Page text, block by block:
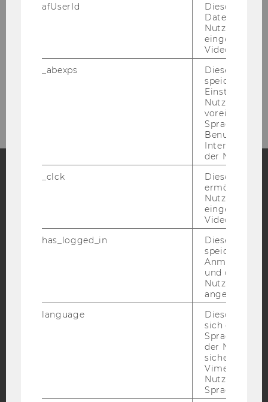
Please click here to subscribe to
Blog
YouTube Bluesky
BARRIEREFREIHEITSERKLÄRUNG WEBSEITE
DATENSCHUTZERKLÄRUNG SOCIAL MEDIA
STUDIENBEWERBER*INNEN UND STUDIERENDE
afUserId
Dieses
Daten von
Videos
_abexps
Dieses Cookie
speichert
Nutzer*in, zB.
Sprache,
der Nutzer*in
_clck
Dieses Cookie
ermöglicht
Nutzung des
Video Players
has_logged_in
Dieses Cookie
speichert
und ob sich
Nutzer*in
angemeldet
language
Dieses
sich die
der
Vimeo in der
Nutzer
Sprache